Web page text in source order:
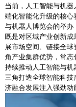
当前，人工智能与机
端化智能化升级的核
与机器人博览会的举办
既是对区域产业创新
展市场空间、链接全
角产业集群优势，常态
持续推动人工智能与
三角打造全球智能科
济融合发展注入强劲动